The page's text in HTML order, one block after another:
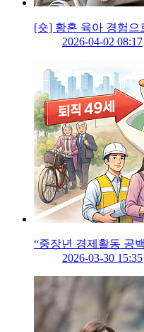
[숏] 황혼 육아 경험으
2026-04-02 08:17
“중장년 경제활동 공
2026-03-30 15:35